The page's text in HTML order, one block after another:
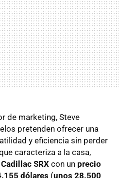
de marketing, Steve
pretenden ofrecer una
y eficiencia sin perder
caracteriza a la casa,
Cadillac SRX con un precio
dólares (unos 28.500